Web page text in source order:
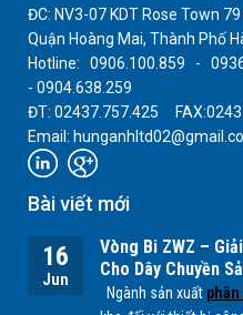
ĐC: NV3-07 KDT Rose Town
Quận Hoàng Mai, Thành Phố
Hotline: 0906.100.859 -
- 0904.638.259
ĐT: 02437.757.425
Email:
Bài viết mới
16
Jun
Vòng Bi ZWZ –
Cho Dây Chuyền
Ngành sản xuất phân